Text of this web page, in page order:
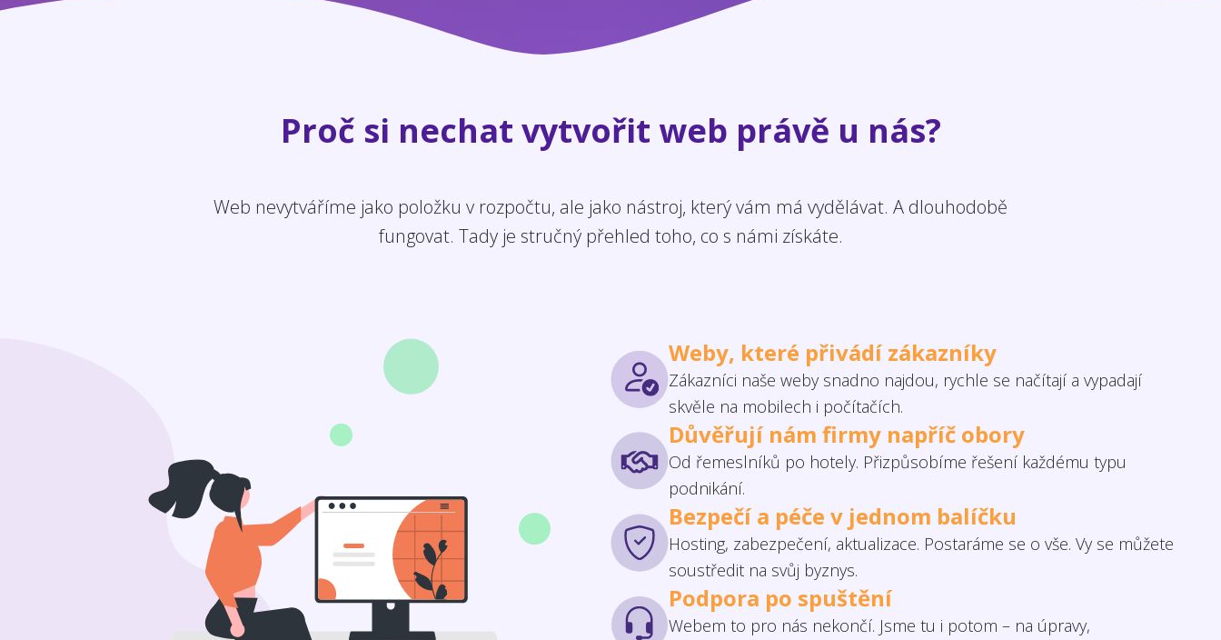
Proč si nechat vytvořit web právě u nás?
Web nevytváříme jako položku v rozpočtu, ale jako nástroj, který vám má vydělávat. A dlouhodobě
fungovat. Tady je stručný přehled toho, co s námi získáte.
Weby, které přivádí zákazníky
Zákazníci naše weby snadno najdou, rychle se načítají a vypadají
skvěle na mobilech i počítačích.
Důvěřují nám firmy napříč obory
Od řemeslníků po hotely. Přizpůsobíme řešení každému typu
podnikání.
Bezpečí a péče v jednom balíčku
Hosting, zabezpečení, aktualizace. Postaráme se o vše. Vy se můžete
soustředit na svůj byznys.
Podpora po spuštění
Webem to pro nás nekončí. Jsme tu i potom – na úpravy,